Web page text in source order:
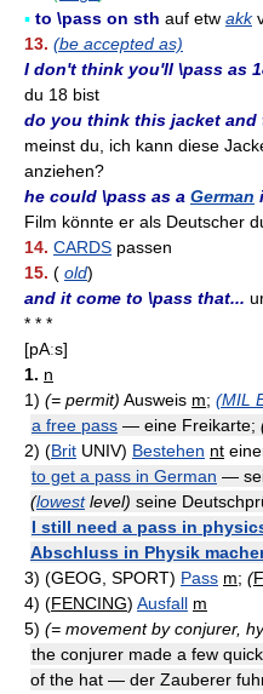
▪ to \pass on sth auf etw akk
13. (be accepted as)
I don't think you'll \pass as
du 18 bist
do you think this jacket
meinst du, ich kann diese
anziehen?
he could \pass as a German
Film könnte er als Deutscher
14. CARDS passen
15. ( old)
and it come to \pass that...
* * *
[pAːs]
1. n
1) (= permit) Ausweis m; (MIL
a free pass — eine Freikarte;
2) (Brit UNIV) Bestehen nt
to get a pass in German —
(lowestlevel) seine
I still need a pass in
Abschluss in Physik
3) (GEOG, SPORT) Pass m; (
4) (FENCING) Ausfall m
5) (= movement by conjurer,
the conjurer made a few
of the hat — der Zauberer